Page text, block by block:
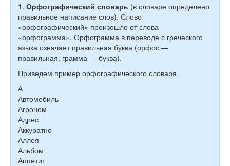
1. Орфографический словарь (в словаре определено
правильное написание слов). Слово
«орфографический» произошло от слова
«орфограмма». Орфограмма в переводе с греческого
языка означает правильная буква (орфос —
правильная; грамма — буква).
Приведем пример орфографического словаря.
А
Автомобиль
Агроном
Адрес
Аккуратно
Аллея
Альбом
Аппетит